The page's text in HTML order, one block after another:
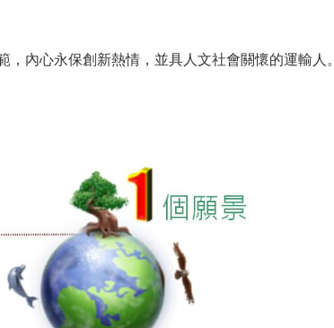
內心永保創新熱情，並具人文社會關懷的運輸人。